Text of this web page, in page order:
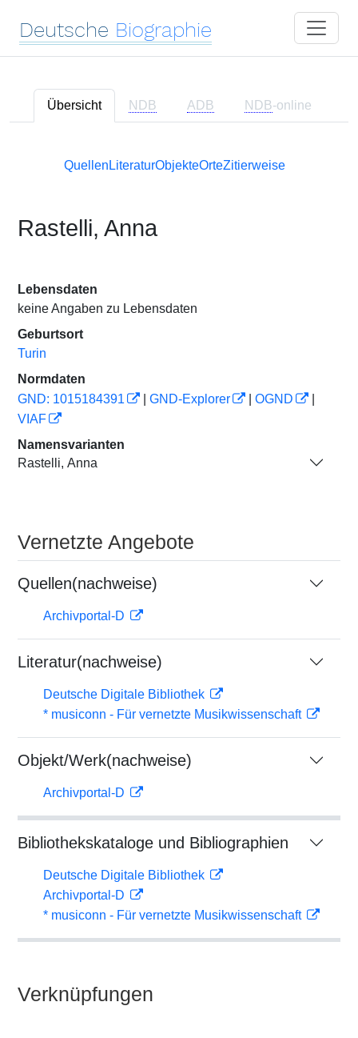
Deutsche Biographie
Übersicht NDB ADB NDB-online
Quellen LiteraturObjekteOrteZitierweise
Rastelli, Anna
Lebensdaten
keine Angaben zu Lebensdaten
Geburtsort
Turin
Normdaten
GND: 1015184391
GND-Explorer OGND
VIAF
Namensvarianten
Rastelli, Anna
Vernetzte Angebote
Quellen(nachweise)
Archivportal-D
Literatur(nachweise)
Deutsche Digitale Bibliothek
* musiconn - Für vernetzte Musikwissenschaft
Objekt/Werk(nachweise)
Archivportal-D
Bibliothekskataloge und Bibliographien
Deutsche Digitale Bibliothek
Archivportal-D
* musiconn - Für vernetzte Musikwissenschaft
Verknüpfungen